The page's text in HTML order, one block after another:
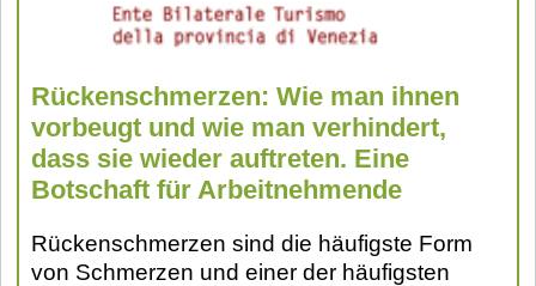
Rückenschmerzen: Wie man ihnen
vorbeugt und wie man verhindert,
dass sie wieder auftreten. Eine
Botschaft für Arbeitnehmende
Rückenschmerzen sind die häufigste Form
von Schmerzen und einer der häufigsten